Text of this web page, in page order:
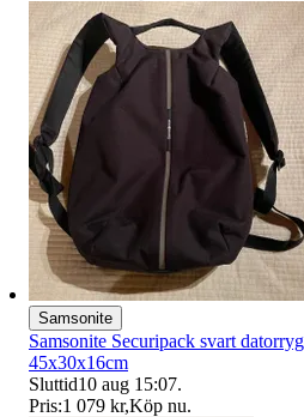
Samsonite
Samsonite Securipack svart
45x30x16cm
Sluttid10 aug 15:07.
Pris:1 079 kr,Köp nu.